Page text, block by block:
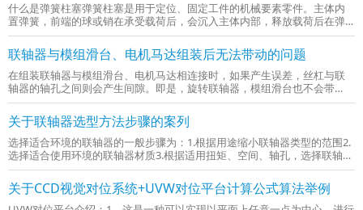
什么是弹簧柱塞弹簧柱塞是用于定位、固定工件的机械要素零件。主体内
置弹簧，前端的球或销在承受载荷后，会沉入主体内部，释放载荷后在弹
簧的作用下复原。使用弹簧柱塞有什么好处可在设备、装置上简单地安装
使用弹簧的球或销往复机构。关于弹簧柱塞的载荷、行程◆◆最小载荷（初
始...
联轴器与模组滑台、电机马达组装后无法带动的问题
在组装联轴器与模组滑台、电机马达相连接时，如果产生误差，丝杠与联
轴器的轴孔之间则会产生间隙。即是，旋转联轴器，模组滑台也不会带
动；滑动模组滑台，联轴器也不会旋转。滑台因联轴器旋转而无动作，或
联轴器因滑台滑动而无旋转时，就是产生了所谓的误差。上述情况发生时
的误差...
关于联轴器选型方法步骤的案列
选择适合环境的联轴器的一般步骤为：1.根据用途缩小联轴器类型的范围2.
选择适合使用环境的联轴器材质3.根据适用扭矩、空间、轴孔，选择联轴器
尺寸4.决定轴与联轴器的连接方法根据以上4个步骤进行选择，简单易行。
联轴器的用途大致可分为两种：一种是控制装置动作的“运动...
关于CCD视觉对位系统+UVW对位平台计算公式算法举例